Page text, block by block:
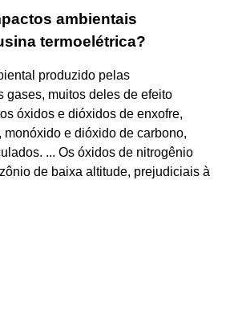
ambientais
termoelétrica?
produzido pelas
gases, muitos deles de efeito
óxidos e dióxidos de enxofre,
e dióxido de carbono,
... Os óxidos de nitrogênio
de baixa altitude, prejudiciais à